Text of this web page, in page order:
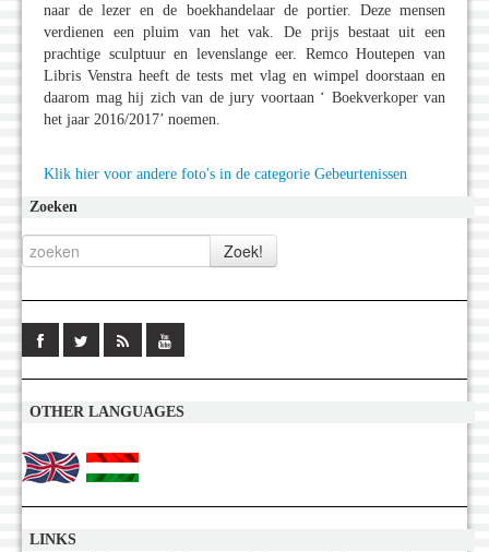
naar de lezer en de boekhandelaar de portier. Deze mensen
verdienen een pluim van het vak. De prijs bestaat uit een
prachtige sculptuur en levenslange eer. Remco Houtepen van
Libris Venstra heeft de tests met vlag en wimpel doorstaan en
daarom mag hij zich van de jury voortaan ‘ Boekverkoper van
het jaar 2016/2017’ noemen.
Klik hier voor andere foto's in de categorie Gebeurtenissen
Zoeken
OTHER LANGUAGES
LINKS